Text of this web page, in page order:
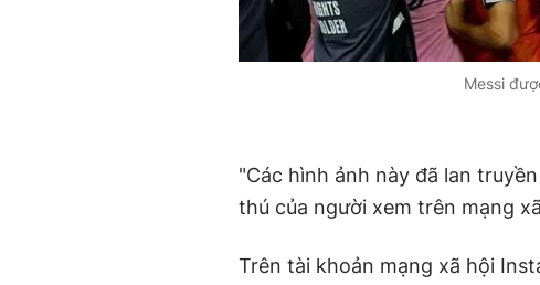
Messi
"Các hình ảnh này đã lan
thú của người xem trên mạng
Trên tài khoản mạng xã hội